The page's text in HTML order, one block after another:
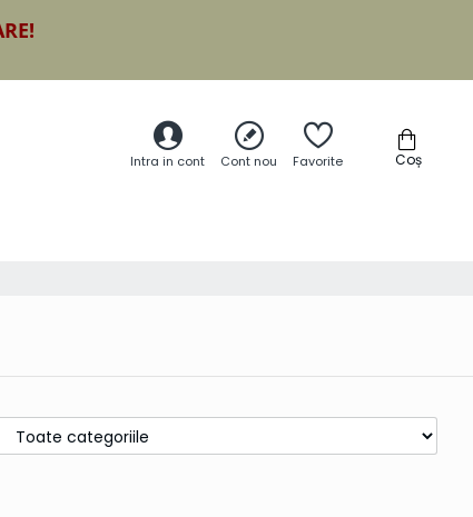
Intra in cont Cont nou Favorite Coș